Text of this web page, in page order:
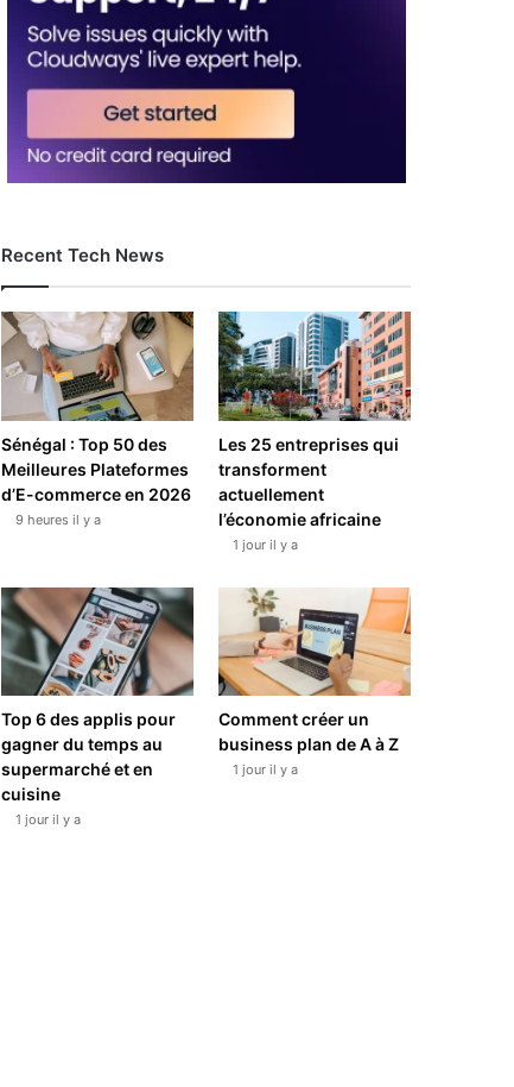
Recent Tech News
Sénégal : Top 50 des
Meilleures Plateformes
d’E-commerce en 2026
9 heures il y a
Les 25 entreprises qui
transforment
actuellement
l’économie africaine
1 jour il y a
Top 6 des applis pour
gagner du temps au
supermarché et en
cuisine
1 jour il y a
Comment créer un
business plan de A à Z
1 jour il y a